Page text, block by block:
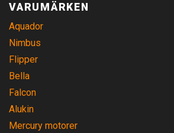
VARUMÄRKEN
Aquador
Nimbus
Flipper
Bella
Falcon
Alukin
Mercury motorer